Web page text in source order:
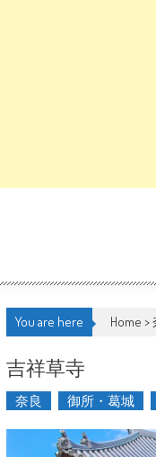
You are here Home >
吉祥草寺
奈良 御所・葛城